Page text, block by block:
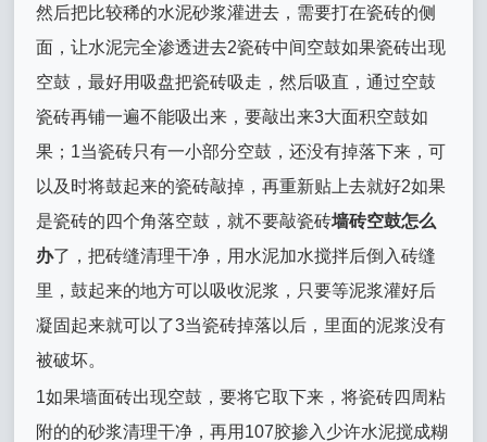
然后把比较稀的水泥砂浆灌进去，需要打在瓷砖的侧
面，让水泥完全渗透进去2瓷砖中间空鼓如果瓷砖出现
空鼓，最好用吸盘把瓷砖吸走，然后吸直，通过空鼓
瓷砖再铺一遍不能吸出来，要敲出来3大面积空鼓如
果；1当瓷砖只有一小部分空鼓，还没有掉落下来，可
以及时将鼓起来的瓷砖敲掉，再重新贴上去就好2如果
是瓷砖的四个角落空鼓，就不要敲瓷砖墙砖空鼓怎么
办了，把砖缝清理干净，用水泥加水搅拌后倒入砖缝
里，鼓起来的地方可以吸收泥浆，只要等泥浆灌好后
凝固起来就可以了3当瓷砖掉落以后，里面的泥浆没有
被破坏。
1如果墙面砖出现空鼓，要将它取下来，将瓷砖四周粘
附的的砂浆清理干净，再用107胶掺入少许水泥搅成糊